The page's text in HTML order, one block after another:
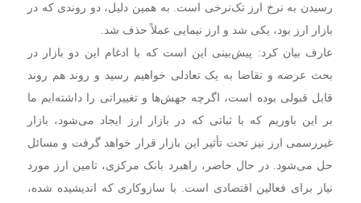
رسیدن به نرخ ارز تک‌نرخی است. به همین دلیل، دو روندی که در
بازار ارز بود، یکی شد و ارز نیمایی عملاً حذف شد.
عارف بیان کرد: پیش‌بینی این است که با ادغام این دو بازار در
بحث عرضه و تقاضا به یک تعادلی خواهیم رسید و روند هم روند
قابل قبولی بوده است، اگرچه جهش‌ها و تغییراتی را داشته‌ایم ما
بر این باوریم که با ثباتی که در بازار ارز ایجاد می‌شود، بازار
غیررسمی ارز نیز تحت تأثیر این بازار قرار خواهد گرفت و مسائل
حل می‌شود. در حال حاضر، راهبرد بانک مرکزی، تامین ارز مورد
نیاز برای فعالین اقتصادی است. با سازوکاری که اندیشیده شده،